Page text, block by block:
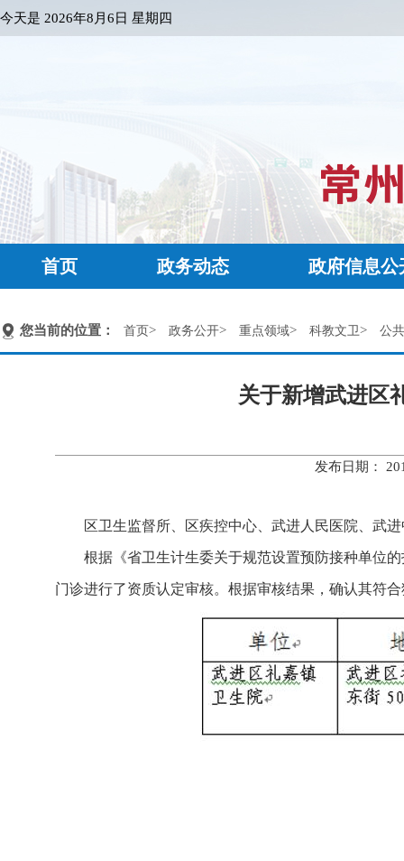
今天是 2026年8月6日 星期四
首页 政务动态 政府信息公
您当前的位置： 首页> 政务公开> 重点领域> 科教文卫> 公
关于新增武进区
发布日期：
区卫生监督所、区疾控中心、武进人民医院、武
根据《省卫生计生委关于规范设置预防接种单位
门诊进行了资质认定审核。根据审核结果，确认其符